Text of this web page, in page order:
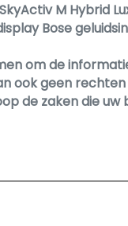
M Hybrid
Bose
om de
ook geen
de zaken die uw